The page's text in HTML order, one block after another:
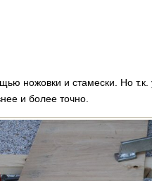
ножовки и стамески. Но
и более точно.